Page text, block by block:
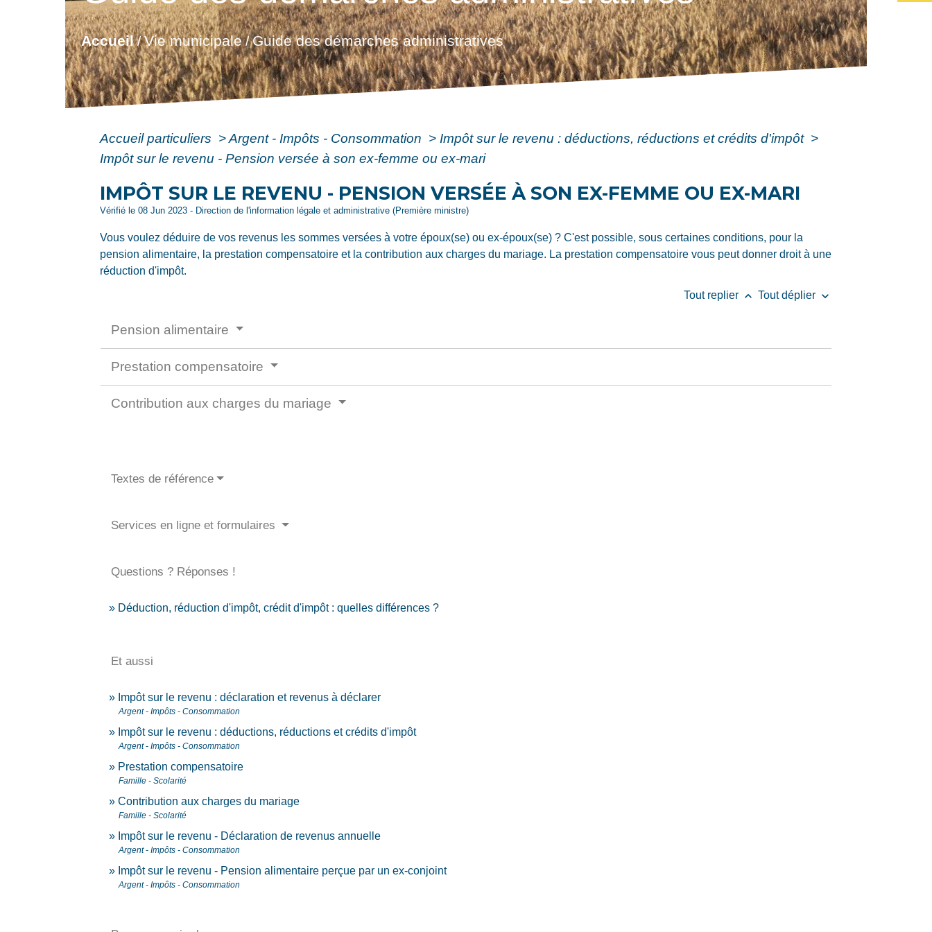
Accueil/Vie municipale/Guide des démarches administratives
Accueil particuliers >Argent - Impôts - Consommation > Impôt sur le revenu : déductions, réductions et crédits d'impôt >
Impôt sur le revenu - Pension versée à son ex-femme ou ex-mari
IMPÔT SUR LE REVENU - PENSION VERSÉE À SON EX-FEMME OU EX-MARI
Vérifié le 08 Jun 2023 - Direction de l'information légale et administrative (Première ministre)
Vous voulez déduire de vos revenus les sommes versées à votre époux(se) ou ex-époux(se) ? C'est possible, sous certaines conditions, pour la
pension alimentaire, la prestation compensatoire et la contribution aux charges du mariage. La prestation compensatoire vous peut donner droit à une
réduction d'impôt.
Tout replier keyboard_arrow_up Tout déplier keyboard_arrow_down
Pension alimentaire
Prestation compensatoire
Contribution aux charges du mariage
Textes de référence
Services en ligne et formulaires
Questions ? Réponses !
Déduction, réduction d'impôt, crédit d'impôt : quelles différences ?
Et aussi
Impôt sur le revenu : déclaration et revenus à déclarer
Argent - Impôts - Consommation
Impôt sur le revenu : déductions, réductions et crédits d'impôt
Argent - Impôts - Consommation
Prestation compensatoire
Famille - Scolarité
Contribution aux charges du mariage
Famille - Scolarité
Impôt sur le revenu - Déclaration de revenus annuelle
Argent - Impôts - Consommation
Impôt sur le revenu - Pension alimentaire perçue par un ex-conjoint
Argent - Impôts - Consommation